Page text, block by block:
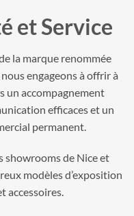
et Service
la marque renommée
engageons à offrir à
un accompagnement
efficaces et un
permanent.
showrooms de Nice et
modèles d’exposition
accessoires.